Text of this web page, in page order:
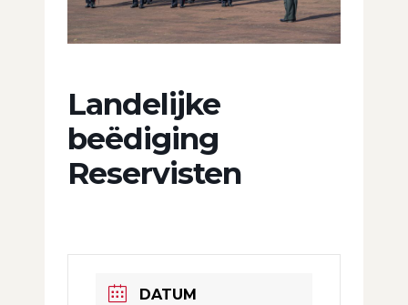
Landelijke
beëdiging
Reservisten
DATUM